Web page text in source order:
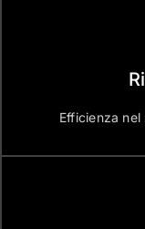
Efficienza